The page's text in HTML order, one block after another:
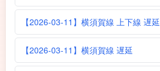
【2026-03-11】横須賀線 上下線 遅延
【2026-03-11】横須賀線 遅延